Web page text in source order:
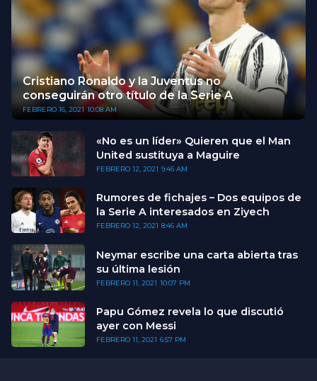
Cristiano Ronaldo y la Juventus no
conseguirán otro título de la Serie A
FEBRERO 16, 2021 10:08 AM
«No es un líder» Quieren que el Man
United sustituya a Maguire
FEBRERO 12, 2021 9:46 AM
Rumores de fichajes – Dos equipos de
la Serie A interesados en Ziyech
FEBRERO 12, 2021 8:46 AM
Neymar escribe una carta abierta tras
su última lesión
FEBRERO 11, 2021 10:07 PM
Papu Gómez revela lo que discutió
ayer con Messi
FEBRERO 11, 2021 6:57 PM